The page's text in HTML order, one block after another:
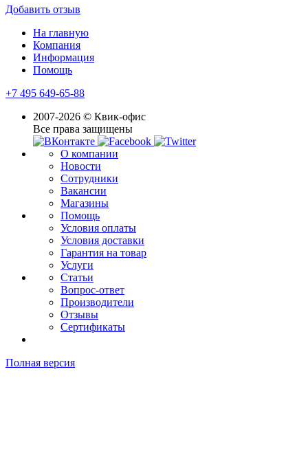
Добавить отзыв
На главную
Компания
Информация
Помощь
+7 495 649-65-88
2007-2026 © Квик-офис
Все права защищены
О компании
Новости
Сотрудники
Вакансии
Магазины
Помощь
Условия оплаты
Условия доставки
Гарантия на товар
Услуги
Статьи
Вопрос-ответ
Производители
Отзывы
Сертификаты
Полная версия